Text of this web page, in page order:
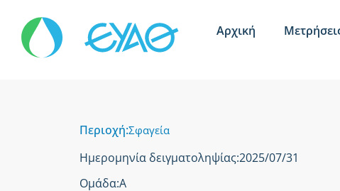
Αρχική
Περιοχή:Σφαγεία
Ημερομηνία δειγματοληψίας:2025/07/31
Ομάδα:Α